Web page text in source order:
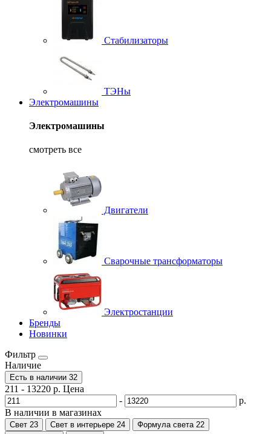
Стабилизаторы
ТЭНы
Электромашины
Электромашины
смотреть все
Двигатели
Сварочные трансформаторы
Электростанции
Бренды
Новинки
Фильтр
Наличие
Есть в наличии 32
211 - 13220 р. Цена
-
р.
В наличии в магазинах
Свет 23 Свет в интерьере 24 Формула света 22